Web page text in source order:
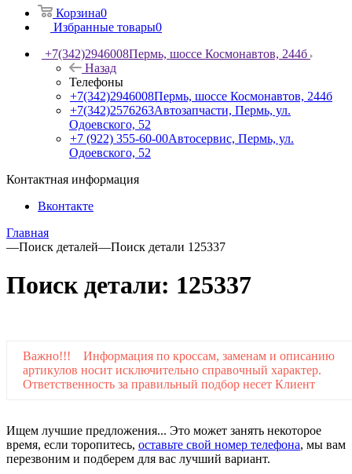
Корзина0
Избранные товары0
+7(342)2946008Пермь, шоссе Космонавтов, 244б
Назад
Телефоны
+7(342)2946008Пермь, шоссе Космонавтов, 244б
+7(342)2576263Автозапчасти, Пермь, ул.
Одоевского, 52
+7 (922) 355-60-00Автосервис, Пермь, ул.
Одоевского, 52
Контактная информация
Вконтакте
Главная
—Поиск деталей—Поиск детали 125337
Поиск детали: 125337
Важно!!! Информация по кроссам, заменам и описанию
артикулов носит исключительно справочный характер.
Ответственность за правильный подбор несет Клиент
Ищем лучшие предложения... Это может занять некоторое
время, если торопитесь, оставьте свой номер телефона, мы вам
перезвоним и подберем для вас лучший вариант.